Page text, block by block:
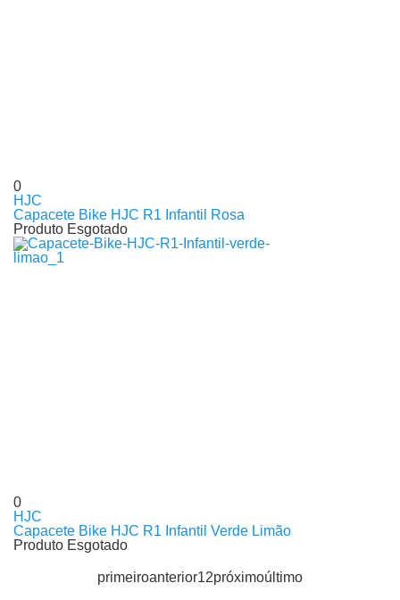
0
HJC
Capacete Bike HJC R1 Infantil Rosa
Produto Esgotado
0
HJC
Capacete Bike HJC R1 Infantil Verde Limão
Produto Esgotado
primeiroanterior12próximoúltimo